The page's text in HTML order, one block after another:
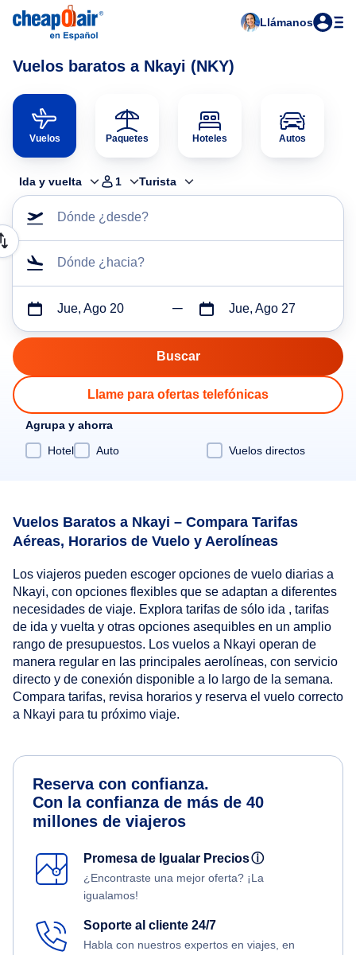
Llámanos
Vuelos baratos a Nkayi (NKY)
Vuelos Paquetes Hoteles Autos
Ida y vuelta 1 Turista
Dónde ¿desde?
Dónde ¿hacia?
Jue, Ago 20 Jue, Ago 27
Llame para ofertas telefónicas
Agrupa y ahorra
Hotel
Auto Vuelos directos
Vuelos Baratos a Nkayi – Compara Tarifas
Aéreas, Horarios de Vuelo y Aerolíneas
Los viajeros pueden escoger opciones de vuelo diarias a
Nkayi, con opciones flexibles que se adaptan a diferentes
necesidades de viaje. Explora tarifas de sólo ida , tarifas
de ida y vuelta y otras opciones asequibles en un amplio
rango de presupuestos. Los vuelos a Nkayi operan de
manera regular en las principales aerolíneas, con servicio
directo y de conexión disponible a lo largo de la semana.
Compara tarifas, revisa horarios y reserva el vuelo correcto
a Nkayi para tu próximo viaje.
Reserva con confianza.
Con la confianza de más de 40
millones de viajeros
Promesa de Igualar Preciosⓘ
¿Encontraste una mejor oferta? ¡La
igualamos!
Soporte al cliente 24/7
Habla con nuestros expertos en viajes, en